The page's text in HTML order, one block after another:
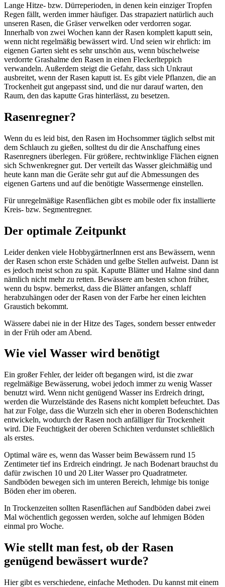
Lange Hitze- bzw. Dürreperioden, in denen kein einziger Tropfen
Regen fällt, werden immer häufiger. Das strapaziert natürlich auch
unseren Rasen, die Gräser verwelken oder verdorren sogar.
Innerhalb von zwei Wochen kann der Rasen komplett kaputt sein,
wenn nicht regelmäßig bewässert wird. Und seien wir ehrlich: im
eigenen Garten sieht es sehr unschön aus, wenn büschelweise
verdorrte Grashalme den Rasen in einen Fleckerlteppich
verwandeln. Außerdem steigt die Gefahr, dass sich Unkraut
ausbreitet, wenn der Rasen kaputt ist. Es gibt viele Pflanzen, die an
Trockenheit gut angepasst sind, und die nur darauf warten, den
Raum, den das kaputte Gras hinterlässt, zu besetzen.
Rasenregner?
Wenn du es leid bist, den Rasen im Hochsommer täglich selbst mit
dem Schlauch zu gießen, solltest du dir die Anschaffung eines
Rasenregners überlegen. Für größere, rechtwinklige Flächen eignen
sich Schwenkregner gut. Der verteilt das Wasser gleichmäßig und
heute kann man die Geräte sehr gut auf die Abmessungen des
eigenen Gartens und auf die benötigte Wassermenge einstellen.
Für unregelmäßige Rasenflächen gibt es mobile oder fix installierte
Kreis- bzw. Segmentregner.
Der optimale Zeitpunkt
Leider denken viele HobbygärtnerInnen erst ans Bewässern, wenn
der Rasen schon erste Schäden und gelbe Stellen aufweist. Dann ist
es jedoch meist schon zu spät. Kaputte Blätter und Halme sind dann
nämlich nicht mehr zu retten. Bewässere am besten schon früher,
wenn du bspw. bemerkst, dass die Blätter anfangen, schlaff
herabzuhängen oder der Rasen von der Farbe her einen leichten
Graustich bekommt.
Wässere dabei nie in der Hitze des Tages, sondern besser entweder
in der Früh oder am Abend.
Wie viel Wasser wird benötigt
Ein großer Fehler, der leider oft begangen wird, ist die zwar
regelmäßige Bewässerung, wobei jedoch immer zu wenig Wasser
benutzt wird. Wenn nicht genügend Wasser ins Erdreich dringt,
werden die Wurzelstände des Rasens nicht komplett befeuchtet. Das
hat zur Folge, dass die Wurzeln sich eher in oberen Bodenschichten
entwickeln, wodurch der Rasen noch anfälliger für Trockenheit
wird. Die Feuchtigkeit der oberen Schichten verdunstet schließlich
als erstes.
Optimal wäre es, wenn das Wasser beim Bewässern rund 15
Zentimeter tief ins Erdreich eindringt. Je nach Bodenart brauchst du
dafür zwischen 10 und 20 Liter Wasser pro Quadratmeter.
Sandböden bewegen sich im unteren Bereich, lehmige bis tonige
Böden eher im oberen.
In Trockenzeiten sollten Rasenflächen auf Sandböden dabei zwei
Mal wöchentlich gegossen werden, solche auf lehmigen Böden
einmal pro Woche.
Wie stellt man fest, ob der Rasen
genügend bewässert wurde?
Hier gibt es verschiedene, einfache Methoden. Du kannst mit einem